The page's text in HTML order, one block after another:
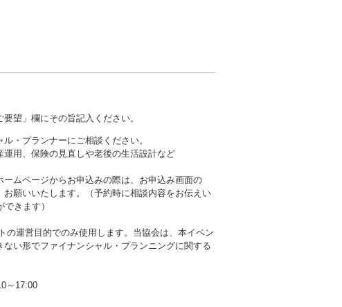
望」欄にその旨記入ください。
・プランナーにご相談ください。
用、保険の見直しや老後の生活設計など
ムページからお申込みの際は、お申込み画面の
お願いいたします。（予約時に相談内容をお伝えい
きます）
運営目的でのみ使用します。当協会は、本イベン
い形でファイナンシャル・プランニングに関する
～17:00